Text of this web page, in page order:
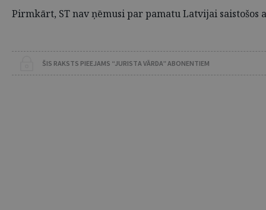
Pirmkārt, ST nav ņēmusi par pamatu Latvijai
ŠIS RAKSTS PIEEJAMS “JURISTA VĀRDA” ABONENTIEM